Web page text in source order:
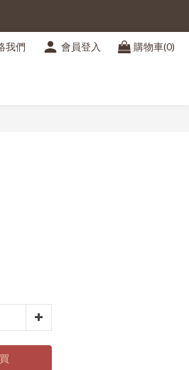
我們 會員登入 購物車(0)